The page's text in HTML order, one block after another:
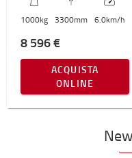
1000kg 3300mm 6.0km/h
8 596 €
ACQUISTA
ONLINE